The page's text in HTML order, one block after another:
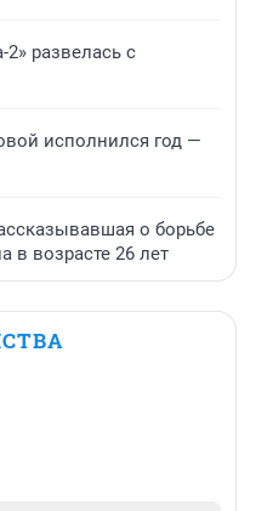
развелась с
исполнился год —
о борьбе
в возрасте 26 лет